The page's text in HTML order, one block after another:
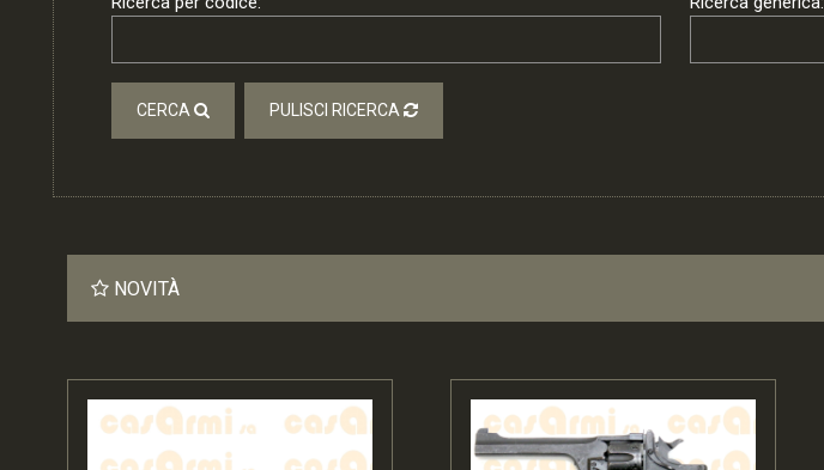
CERCA PULISCI RICERCA
NOVITÀ